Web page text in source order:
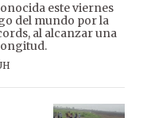
este viernes
del mundo por la
al alcanzar una